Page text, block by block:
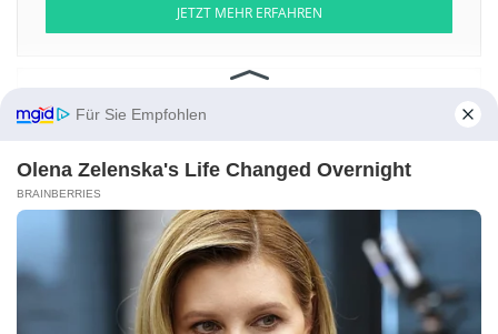
JETZT MEHR ERFAHREN
S&P 500
Rift Helium Pilbara Gold National Healthcare Propertie
a IP Strategy Holdings
Kontakt-Impressum-Werbung-Barrierefreiheit
Datenschutz Disclaimer-AGB -Privatsphäre-Einstellungen
Für Sie Empfohlen
Olena Zelenska's Life Changed Overnight
BRAINBERRIES